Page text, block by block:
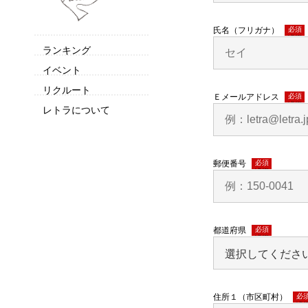
ランキング
イベント
リクルート
レトラについて
氏名（フリガナ）
(必須)
Ｅメールアドレス
(必須)
郵便番号
(必須)
都道府県
(必須)
住所１（市区町村）
(必